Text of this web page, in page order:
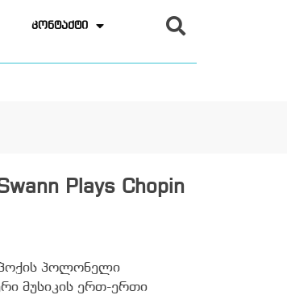
კონტაქტი
Plays Chopin
პოლონელი
მუსიკის ერთ-ერთი